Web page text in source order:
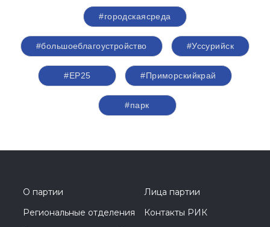
#городскаясреда
#большоеблагоустройство #Уссурийск
#ЕР25 #Приморскийкрай
#парк
О партии
Лица партии
Региональные отделения
Контакты РИК